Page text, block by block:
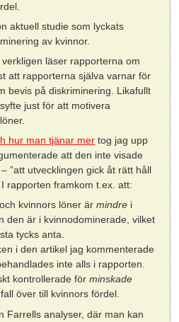
aktuell studie som lyckats
av kvinnor.
läser rapporterna om
att rapporterna själva varnar för
bevis på diskriminering. Likafullt
just för att motivera
hur man tjänar mer tog jag upp
att den inte visade
”att utvecklingen gick åt rätt håll
rapporten framkom t.ex. att:
kvinnors löner ärmindre i
den är i kvinnodominerade, vilket
tycks anta.
i den artikel jag kommenterade
inte alls i rapporten.
kontrollerade förminskade
över till kvinnors fördel.
Farrells analyser, där man kan